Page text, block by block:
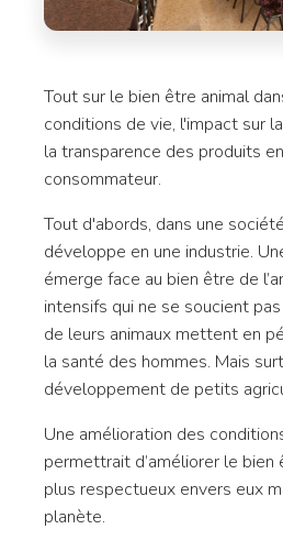
Tout sur le bien être animal
conditions de vie, l'impact sur
la transparence des produits
consommateur.
Tout d'abords, dans une
développe en une industrie.
émerge face au bien être de
intensifs qui ne se soucient
de leurs animaux mettent en
la santé des hommes. Mais
développement de petits
Une amélioration des
permettrait d’améliorer le bien
plus respectueux envers eux
planète.